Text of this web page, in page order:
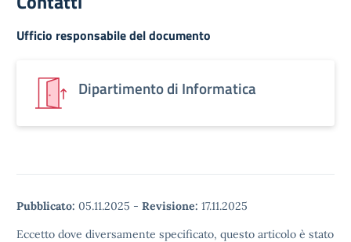
Ufficio responsabile del documento
Dipartimento di Informatica
Pubblicato: 05.11.2025 - Revisione: 17.11.2025
Eccetto dove diversamente specificato, questo articolo è stato